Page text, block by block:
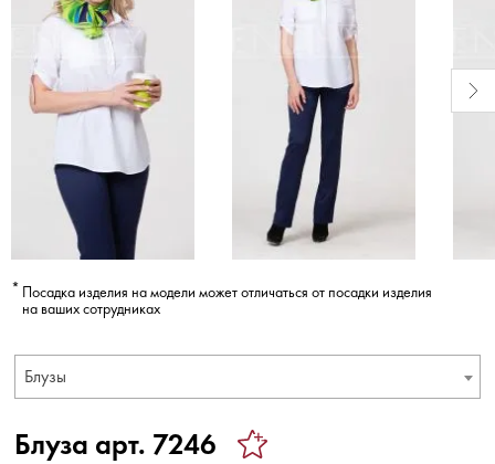
Посадка изделия на модели может отличаться от посадки изделия
на ваших сотрудниках
Блузы
Блуза арт. 7246